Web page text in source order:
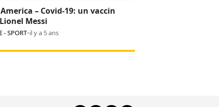
– Covid-19: un vaccin
Messi
- SPORT•il y a 5 ans